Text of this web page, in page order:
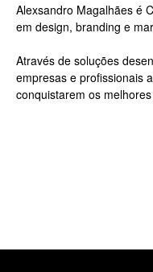
Alexsandro Magalhães é
em design, branding e
Através de soluções
empresas e profissionais
conquistarem os